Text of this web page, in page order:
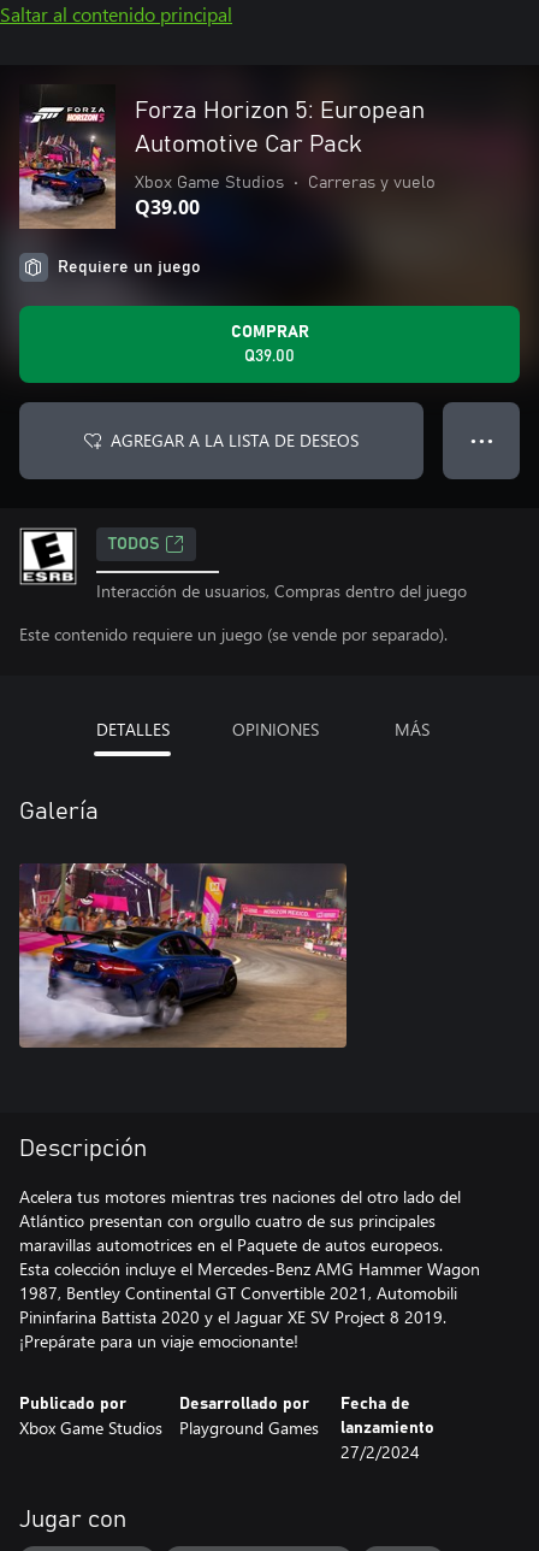
Saltar al contenido principal
Forza Horizon 5: European
Automotive Car Pack
Xbox Game Studios • Carreras y vuelo
Q39.00
Requiere un juego
COMPRAR
Q39.00
AGREGAR A LA LISTA DE DESEOS ● ● ●
TODOS
Interacción de usuarios, Compras dentro del juego
Este contenido requiere un juego (se vende por separado).
DETALLES OPINIONES MÁS
Galería
Descripción
Acelera tus motores mientras tres naciones del otro lado del
Atlántico presentan con orgullo cuatro de sus principales
maravillas automotrices en el Paquete de autos europeos.
Esta colección incluye el Mercedes-Benz AMG Hammer Wagon
1987, Bentley Continental GT Convertible 2021, Automobili
Pininfarina Battista 2020 y el Jaguar XE SV Project 8 2019.
¡Prepárate para un viaje emocionante!
Publicado por
Xbox Game Studios
Desarrollado por
Playground Games
Fecha de
lanzamiento
27/2/2024
Jugar con